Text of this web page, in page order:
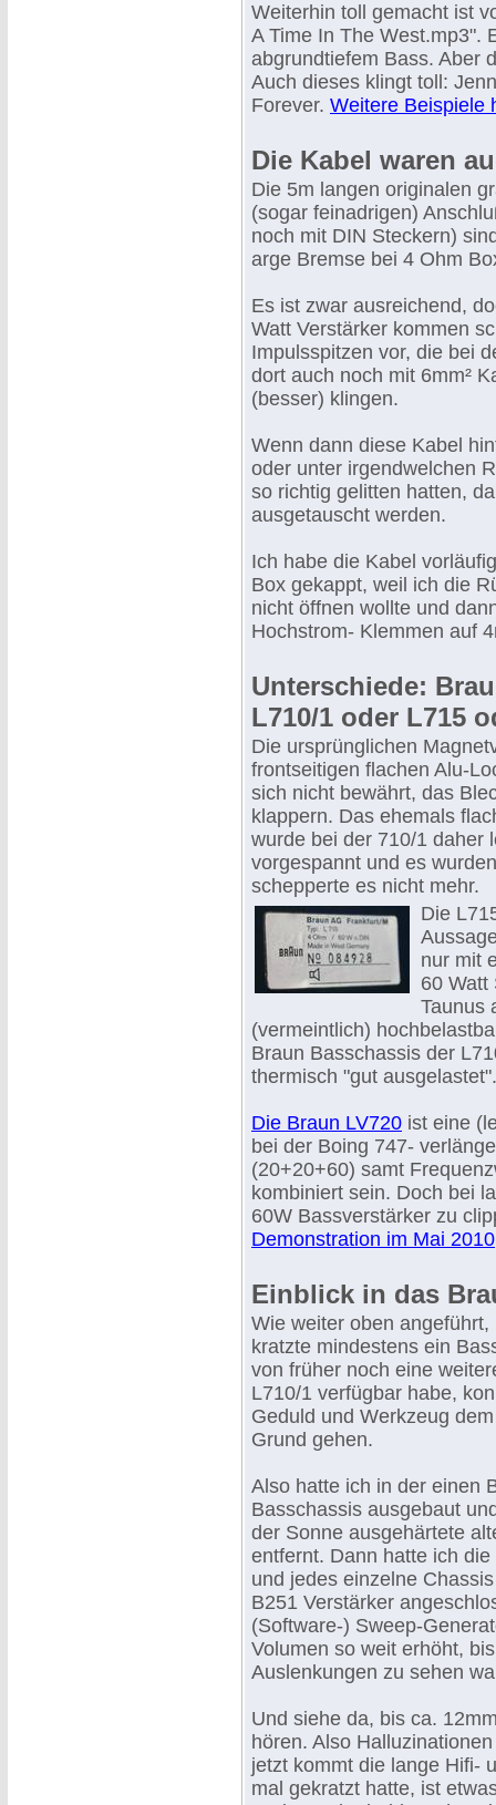
Weiterhin toll gemacht ist
A Time In The West.mp3".
abgrundtiefem Bass. Aber
Auch dieses klingt toll:
Forever. Weitere Beispiele
Die Kabel waren
Die 5m langen originalen
(sogar feinadrigen)
noch mit DIN Steckern)
arge Bremse bei 4 Ohm
Es ist zwar ausreichend,
Watt Verstärker kommen
Impulsspitzen vor, die bei
dort auch noch mit 6mm²
(besser) klingen.
Wenn dann diese Kabel
oder unter irgendwelchen
so richtig gelitten hatten,
ausgetauscht werden.
Ich habe die Kabel
Box gekappt, weil ich die
nicht öffnen wollte und
Hochstrom- Klemmen auf
Unterschiede:
L710/1 oder L715
Die ursprünglichen
frontseitigen flachen Alu-
sich nicht bewährt, das
klappern. Das ehemals
wurde bei der 710/1 daher
vorgespannt und es
schepperte es nicht mehr.
Die
nur mit
60 Watt
Taunus
(vermeintlich)
Braun Basschassis der
thermisch "gut
Die Braun LV720 ist eine
bei der Boing 747-
(20+20+60) samt
kombiniert sein. Doch bei
60W Bassverstärker zu
Demonstration im Mai 2010
Einblick in das
Wie weiter oben angeführt,
kratzte mindestens ein
von früher noch eine
L710/1 verfügbar habe,
Geduld und Werkzeug
Grund gehen.
Also hatte ich in der einen
Basschassis ausgebaut
der Sonne ausgehärtete
entfernt. Dann hatte ich
und jedes einzelne
B251 Verstärker
(Software-) Sweep-
Volumen so weit erhöht,
Auslenkungen zu sehen
Und siehe da, bis ca.
hören. Also
jetzt kommt die lange Hifi-
mal gekratzt hatte, ist